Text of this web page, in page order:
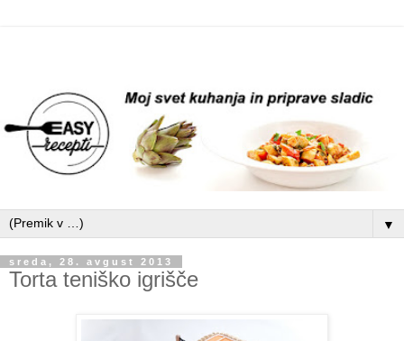
▼
sreda, 28. avgust 2013
Torta teniško igrišče